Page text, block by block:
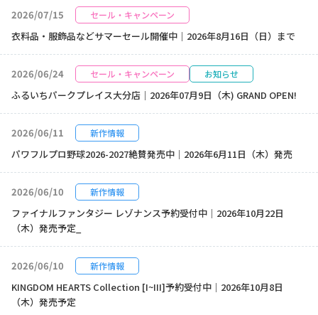
2026/07/15 セール・キャンペーン
衣料品・服飾品などサマーセール開催中｜2026年8月16日（日）まで
2026/06/24 セール・キャンペーン お知らせ
ふるいちパークプレイス大分店｜2026年07月9日（木) GRAND OPEN!
2026/06/11 新作情報
パワフルプロ野球2026-2027絶賛発売中｜2026年6月11日（木）発売
2026/06/10 新作情報
ファイナルファンタジー レゾナンス予約受付中｜2026年10月22日
（木）発売予定_
2026/06/10 新作情報
KINGDOM HEARTS Collection [I~III]予約受付中｜2026年10月8日
（木）発売予定